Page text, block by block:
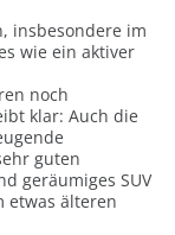
insbesondere im
wie ein aktiver
noch
klar: Auch die
guten
geräumiges SUV
etwas älteren